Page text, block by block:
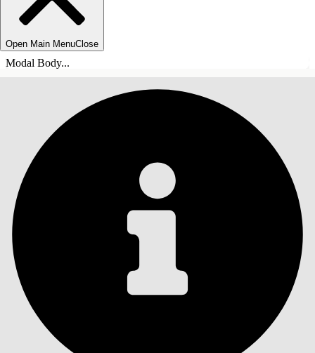
Open Main MenuClose
Modal Body...
目录